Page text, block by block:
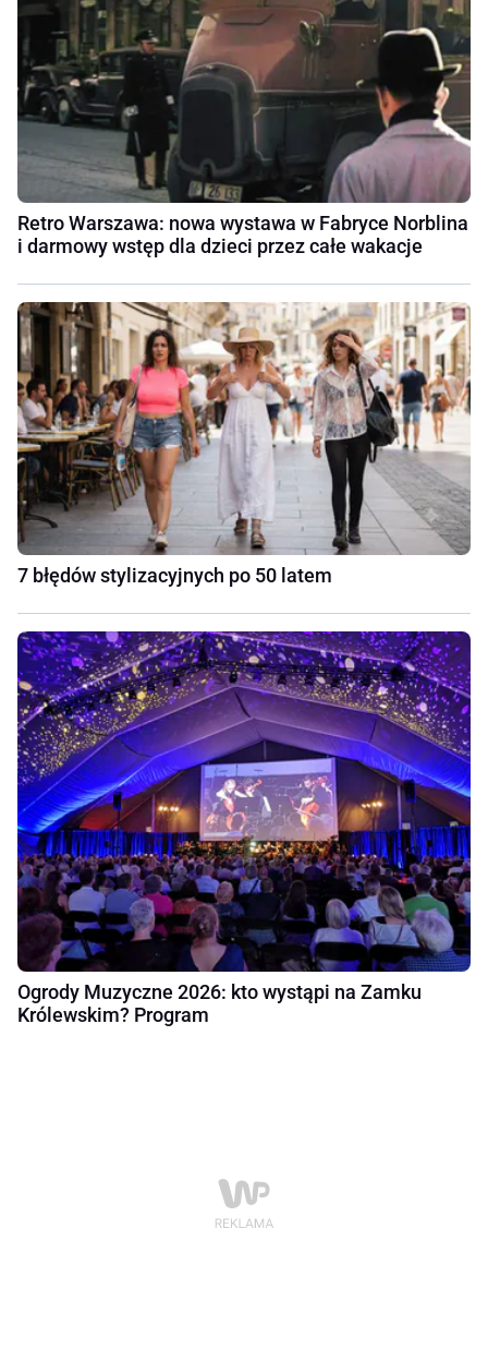
Retro Warszawa: nowa wystawa w Fabryce Norblina
i darmowy wstęp dla dzieci przez całe wakacje
7 błędów stylizacyjnych po 50 latem
Ogrody Muzyczne 2026: kto wystąpi na Zamku
Królewskim? Program